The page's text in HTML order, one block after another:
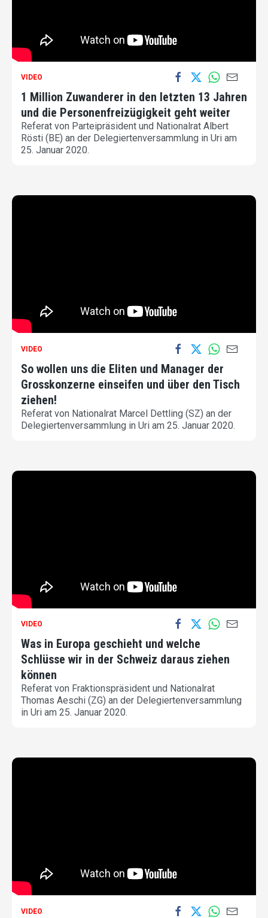
VIDEO
1 Million Zuwanderer in den letzten 13 Jahren
und die Personenfreizügigkeit geht weiter
Referat von Parteipräsident und Nationalrat Albert
Rösti (BE) an der Delegiertenversammlung in Uri am
25. Januar 2020.
VIDEO
So wollen uns die Eliten und Manager der
Grosskonzerne einseifen und über den Tisch
ziehen!
Referat von Nationalrat Marcel Dettling (SZ) an der
Delegiertenversammlung in Uri am 25. Januar 2020.
VIDEO
Was in Europa geschieht und welche
Schlüsse wir in der Schweiz daraus ziehen
können
Referat von Fraktionspräsident und Nationalrat
Thomas Aeschi (ZG) an der Delegiertenversammlung
in Uri am 25. Januar 2020.
VIDEO